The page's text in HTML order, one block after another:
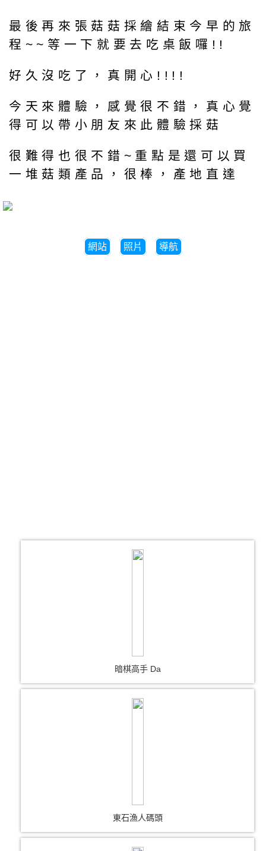
最後再來張菇菇採繪結束今早的旅
程~~等一下就要去吃桌飯囉!!
好久沒吃了，真開心!!!!
今天來體驗，感覺很不錯，真心覺
得可以帶小朋友來此體驗採菇
很難得也很不錯~重點是還可以買
一堆菇類產品，很棒，產地直達
網站 照片 導航
暗棋高手 Da
東石漁人碼頭